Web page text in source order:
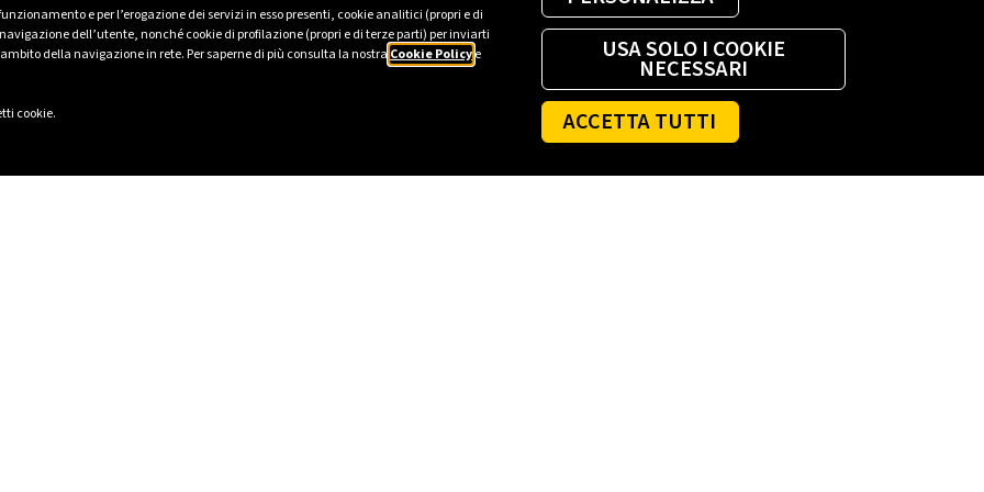
e per l’erogazione dei servizi in esso presenti, cookie analitici (propri e di
dell’utente, nonché cookie di profilazione (propri e di terze parti) per inviarti
della navigazione in rete. Per saperne di più consulta la nostra Cookie Policye
cookie.
USA SOLO I COOKIE
NECESSARI
ACCETTA TUTTI